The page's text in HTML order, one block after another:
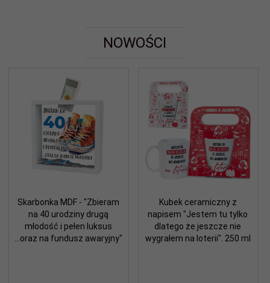
NOWOŚCI
Skarbonka MDF - "Zbieram
na 40 urodziny drugą
młodość i pełen luksus
...oraz na fundusz awaryjny"
Kubek ceramiczny z
napisem "Jestem tu tylko
dlatego że jeszcze nie
wygrałem na loterii". 250 ml